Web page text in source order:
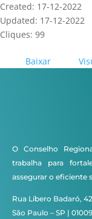
Created: 17-12-2022
Updated: 17-12-2022
Cliques: 99
Baixar
O Conselho
trabalha para
assegurar o eficiente
Rua Líbero Badaró,
São Paulo – SP |